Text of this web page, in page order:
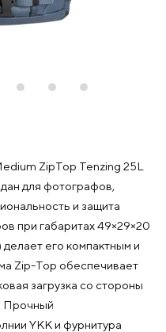
ZipTop Tenzing 25L
для фотографов,
и защита
при габаритах 49×29×20
его компактным и
Zip-Top обеспечивает
загрузка со стороны
Прочный
YKK и фурнитура